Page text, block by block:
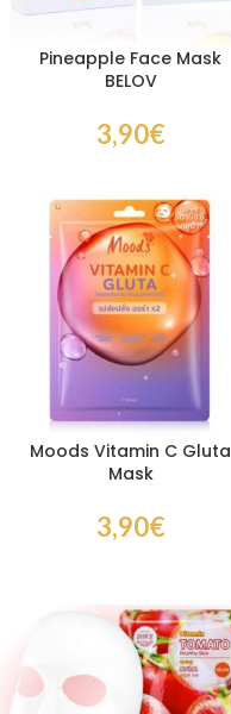
Pineapple Face Mask
BELOV
3,90€
Moods Vitamin C Gluta
Mask
3,90€